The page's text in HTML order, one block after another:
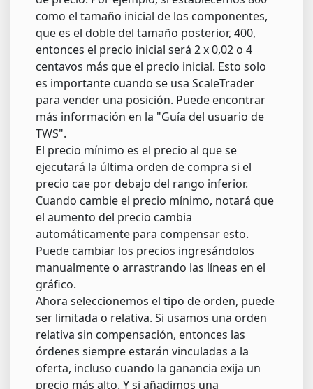
como el tamaño inicial de los componentes,
que es el doble del tamaño posterior, 400,
entonces el precio inicial será 2 x 0,02 o 4
centavos más que el precio inicial. Esto solo
es importante cuando se usa ScaleTrader
para vender una posición. Puede encontrar
más información en la "Guía del usuario de
TWS".
El precio mínimo es el precio al que se
ejecutará la última orden de compra si el
precio cae por debajo del rango inferior.
Cuando cambie el precio mínimo, notará que
el aumento del precio cambia
automáticamente para compensar esto.
Puede cambiar los precios ingresándolos
manualmente o arrastrando las líneas en el
gráfico.
Ahora seleccionemos el tipo de orden, puede
ser limitada o relativa. Si usamos una orden
relativa sin compensación, entonces las
órdenes siempre estarán vinculadas a la
oferta, incluso cuando la ganancia exija un
precio más alto. Y si añadimos una